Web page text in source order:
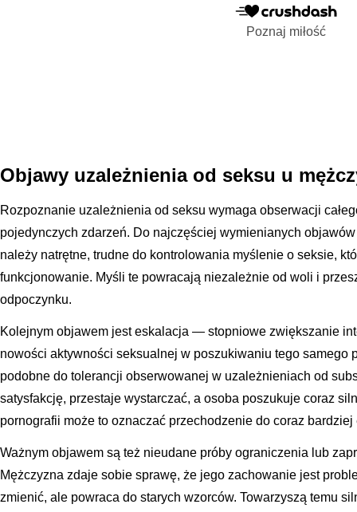
Poznaj miłość
Objawy uzależnienia od seksu u
Rozpoznanie uzależnienia od seksu wymaga obserwacji
pojedynczych zdarzeń. Do najczęściej wymienianych
należy natrętne, trudne do kontrolowania myślenie o seksie,
funkcjonowanie. Myśli te powracają niezależnie od woli i
odpoczynku.
Kolejnym objawem jest eskalacja — stopniowe zwiększanie
nowości aktywności seksualnej w poszukiwaniu tego samego
podobne do tolerancji obserwowanej w uzależnieniach od
satysfakcję, przestaje wystarczać, a osoba poszukuje coraz
pornografii może to oznaczać przechodzenie do coraz
Ważnym objawem są też nieudane próby ograniczenia lub
Mężczyzna zdaje sobie sprawę, że jego zachowanie jest
zmienić, ale powraca do starych wzorców. Towarzyszą temu